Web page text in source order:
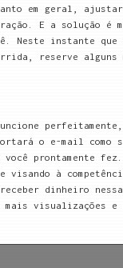
em geral,
E a solução é
Neste instante
reserve alguns
o e-mail como
prontamente
visando à
receber dinheiro
visualizações